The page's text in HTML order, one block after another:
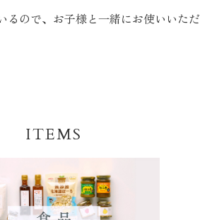
るので、お子様と一緒にお使いいただ
ITEMS